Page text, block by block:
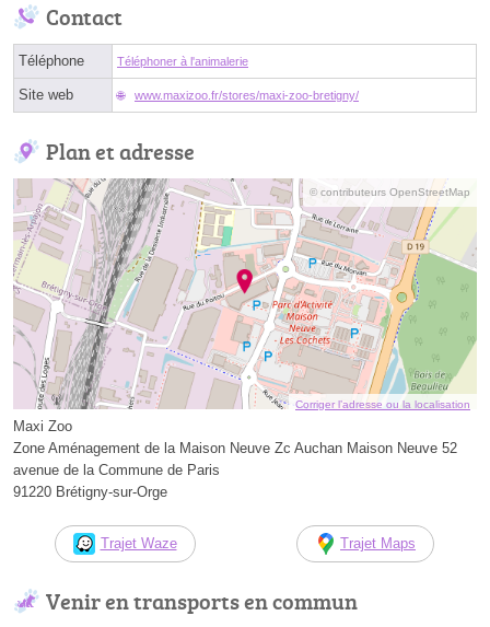
Contact
Téléphone Téléphoner à l'animalerie
Site web www.maxizoo.fr/stores/maxi-zoo-bretigny/
Plan et adresse
© contributeurs OpenStreetMap
Corriger l’adresse ou la localisation
Maxi Zoo
Zone Aménagement de la Maison Neuve Zc Auchan Maison Neuve 52
avenue de la Commune de Paris
91220 Brétigny-sur-Orge
Trajet Waze Trajet Maps
Venir en transports en commun